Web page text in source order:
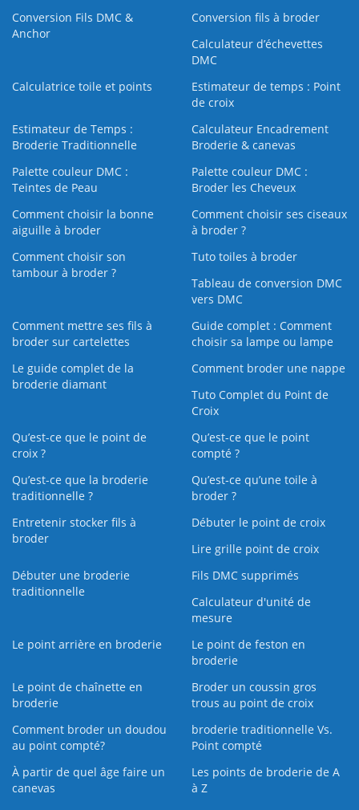
Conversion Fils DMC &
Anchor
Conversion fils à broder
Calculateur d’échevettes
DMC
Calculatrice toile et points
Estimateur de temps : Point
de croix
Estimateur de Temps :
Broderie Traditionnelle
Calculateur Encadrement
Broderie & canevas
Palette couleur DMC :
Teintes de Peau
Palette couleur DMC :
Broder les Cheveux
Comment choisir la bonne
aiguille à broder
Comment choisir ses ciseaux
à broder ?
Comment choisir son
tambour à broder ?
Tuto toiles à broder
Tableau de conversion DMC
vers DMC
Comment mettre ses fils à
broder sur cartelettes
Guide complet : Comment
choisir sa lampe ou lampe
Le guide complet de la
broderie diamant
Comment broder une nappe
Tuto Complet du Point de
Croix
Qu’est-ce que le point de
croix ?
Qu’est-ce que le point
compté ?
Qu’est-ce que la broderie
traditionnelle ?
Qu’est‑ce qu’une toile à
broder ?
Entretenir stocker fils à
broder
Débuter le point de croix
Lire grille point de croix
Débuter une broderie
traditionnelle
Fils DMC supprimés
Calculateur d'unité de
mesure
Le point arrière en broderie
Le point de feston en
broderie
Le point de chaînette en
broderie
Broder un coussin gros
trous au point de croix
Comment broder un doudou
au point compté?
broderie traditionnelle Vs.
Point compté
À partir de quel âge faire un
canevas
Les points de broderie de A
à Z